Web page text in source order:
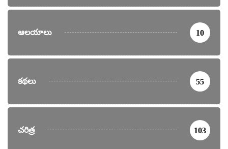
ఆలయాలు 10
కథలు 55
చరిత్ర 103